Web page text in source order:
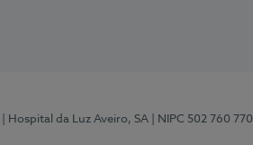
| Hospital da Luz Aveiro, SA | NIPC 502 760 770